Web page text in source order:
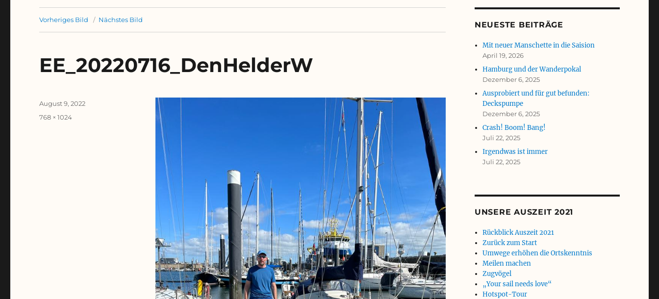
Vorheriges Bild Nächstes Bild
EE_20220716_DenHelderW
Veröffentlicht
August 9, 2022
Originalgröße
768 × 1024
NEUESTE BEITRÄGE
Mit neuer Manschette in die Saision
April 19, 2026
Hamburg und der Wanderpokal
Dezember 6, 2025
Ausprobiert und für gut befunden:
Deckspumpe
Dezember 6, 2025
Crash! Boom! Bang!
Juli 22, 2025
Irgendwas ist immer
Juli 22, 2025
UNSERE AUSZEIT 2021
Rückblick Auszeit 2021
Zurück zum Start
Umwege erhöhen die Ortskenntnis
Meilen machen
Zugvögel
„Your sail needs love“
Hotspot-Tour